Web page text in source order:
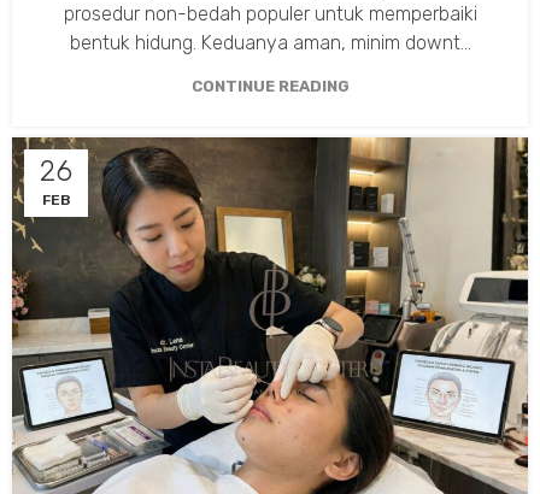
prosedur non-bedah populer untuk memperbaiki
bentuk hidung. Keduanya aman, minim downt...
CONTINUE READING
26
FEB